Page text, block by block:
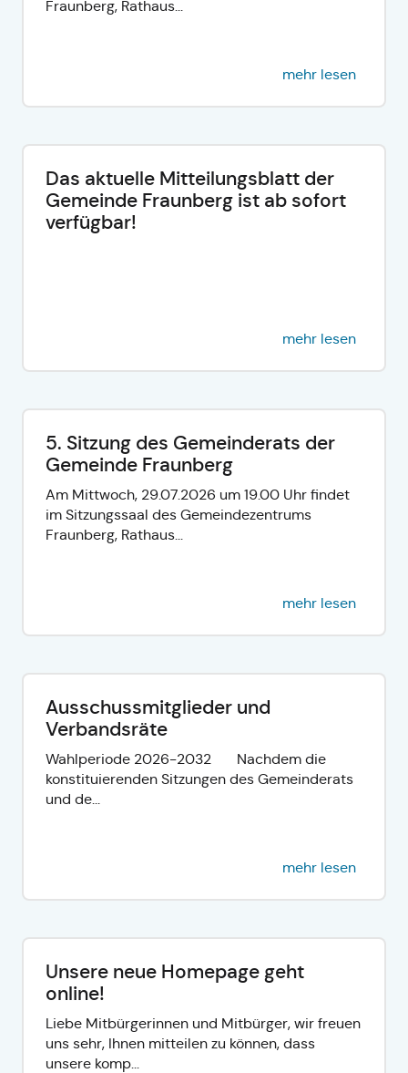
Fraunberg, Rathaus...
mehr lesen
Das aktuelle Mitteilungsblatt der
Gemeinde Fraunberg ist ab sofort
verfügbar!
mehr lesen
5. Sitzung des Gemeinderats der
Gemeinde Fraunberg
Am Mittwoch, 29.07.2026 um 19.00 Uhr findet
im Sitzungssaal des Gemeindezentrums
Fraunberg, Rathaus...
mehr lesen
Ausschussmitglieder und
Verbandsräte
Wahlperiode 2026-2032 Nachdem die
konstituierenden Sitzungen des Gemeinderats
und de...
mehr lesen
Unsere neue Homepage geht
online!
Liebe Mitbürgerinnen und Mitbürger, wir freuen
uns sehr, Ihnen mitteilen zu können, dass
unsere komp...